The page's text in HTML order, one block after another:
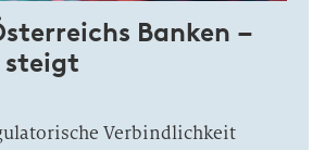
Banken –
steigt
Verbindlichkeit